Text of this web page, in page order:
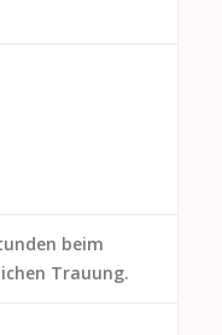
beim
Trauung.